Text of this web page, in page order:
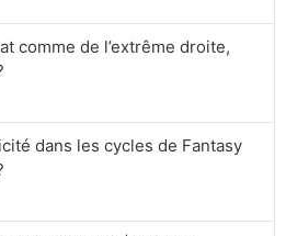
comme de l’extrême droite,
dans les cycles de Fantasy